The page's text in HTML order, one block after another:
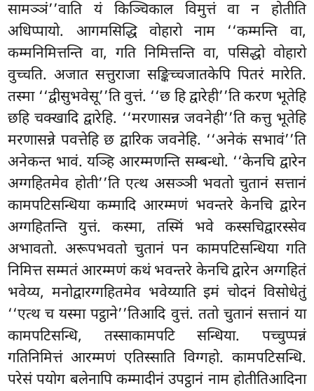
सामञ्ञं’’वाति यं किञ्चिकाल विमुत्तं वा न होतीति
अधिप्पायो. आगमसिद्धि वोहारो नाम ‘‘कम्मन्ति वा,
कम्मनिमित्तन्ति वा, गति निमित्तन्ति वा, पसिद्धो वोहारो
वुच्चति. अजात सत्तुराजा सङ्किच्चजातकेपि पितरं मारेति.
तस्मा ‘‘द्वीसुभवेसू’’ति वुत्तं. ‘‘छ हि द्वारेही’’ति करण भूतेहि
छहि चक्खादि द्वारेहि. ‘‘मरणासन्न जवनेही’’ति कत्तु भूतेहि
मरणासन्ने पवत्तेहि छ द्वारिक जवनेहि. ‘‘अनेकं सभावं’’ति
अनेकन्त भावं. यञ्हि आरम्मणन्ति सम्बन्धो. ‘‘केनचि द्वारेन
अग्गहितमेव होती’’ति एत्थ असञ्ञी भवतो चुतानं सत्तानं
कामपटिसन्धिया कम्मादि आरम्मणं भवन्तरे केनचि द्वारेन
अग्गहितन्ति युत्तं. कस्मा, तस्मिं भवे कस्सचिद्वारस्सेव
अभावतो. अरूपभवतो चुतानं पन कामपटिसन्धिया गति
निमित्त सम्मतं आरम्मणं कथं भवन्तरे केनचि द्वारेन अग्गहितं
भवेय्य, मनोद्वारग्गहितमेव भवेय्याति इमं चोदनं विसोधेतुं
‘‘एत्थ च यस्मा पट्ठाने’’तिआदि वुत्तं. ततो चुतानं सत्तानं या
कामपटिसन्धि, तस्साकामपटि सन्धिया. पच्चुप्पन्नं
गतिनिमित्तंआरम्मणं एतिस्साति विग्गहो. कामपटिसन्धि.
परेसं पयोग बलेनापि कम्मादीनं उपट्ठानं नाम होतीतिआदिना